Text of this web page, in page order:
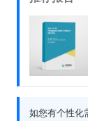
如您有个性化